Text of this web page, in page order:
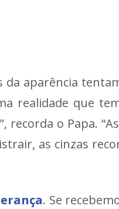
da aparência
realidade que
o Papa.
as cinzas
. Se